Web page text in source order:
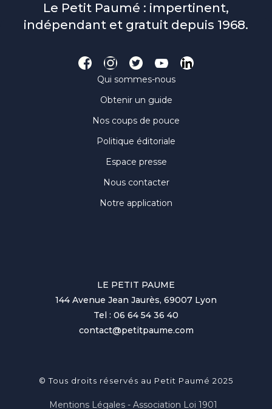
Le Petit Paumé : impertinent,
indépendant et gratuit depuis 1968.
Qui sommes-nous
Obtenir un guide
Nos coups de pouce
Politique éditoriale
Espace presse
Nous contacter
Notre application
LE PETIT PAUME
144 Avenue Jean Jaurès, 69007 Lyon
Tel : 06 64 54 36 40
contact@petitpaume.com
© Tous droits réservés au Petit Paumé 2025
Mentions Légales - Association Loi 1901